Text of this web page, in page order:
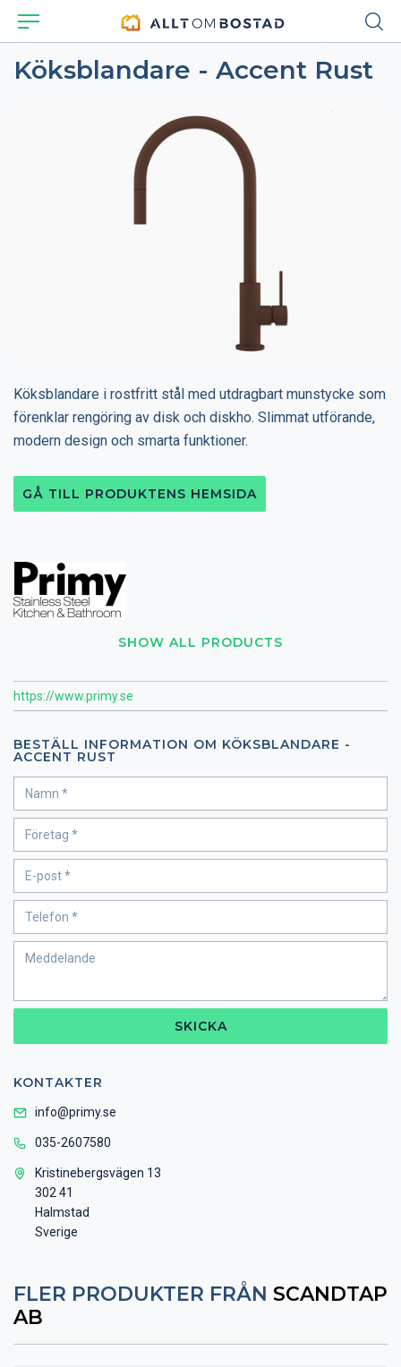
Köksblandare - Accent Rust
SHOW ALL PRODUCTS
https://www.primy.se
BESTÄLL INFORMATION OM KÖKSBLANDARE -
ACCENT RUST
SKICKA
KONTAKTER
info@primy.se
035-2607580
Kristinebergsvägen 13
302 41
Halmstad
Sverige
Köksblandare i rostfritt stål med utdragbart munstycke som
förenklar rengöring av disk och diskho. Slimmat utförande,
modern design och smarta funktioner.
GÅ TILL PRODUKTENS HEMSIDA
FLER PRODUKTER FRÅN SCANDTAP
AB